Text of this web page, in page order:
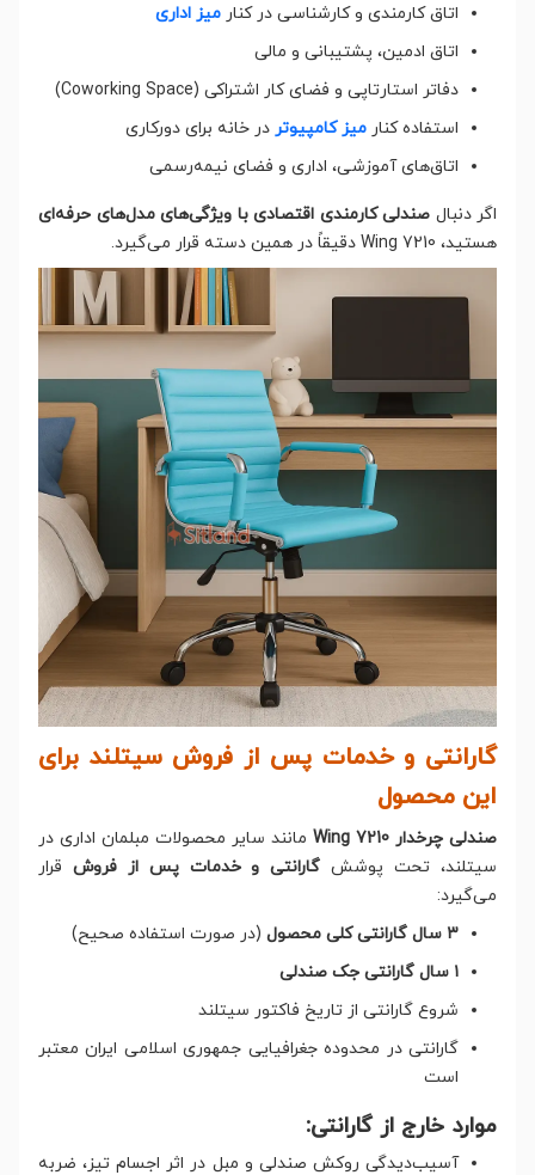
اتاق کارمندی و کارشناسی در کنار میز اداری
اتاق ادمین، پشتیبانی و مالی
دفاتر استارتاپی و فضای کار اشتراکی (Coworking Space)
استفاده کنار میز کامپیوتر در خانه برای دورکاری
اتاق‌های آموزشی، اداری و فضای نیمه‌رسمی
اگر دنبال صندلی کارمندی اقتصادی با ویژگی‌های مدل‌های حرفه‌ای
هستید، Wing 7210 دقیقاً در همین دسته قرار می‌گیرد.
گارانتی و خدمات پس از فروش سیتلند برای
این محصول
صندلی چرخدار Wing 7210
مانند سایر محصولات مبلمان اداری در
سیتلند، تحت پوشش گارانتی و خدمات پس از فروش قرار
می‌گیرد:
۳ سال گارانتی کلی محصول
(در صورت استفاده صحیح)
۱ سال گارانتی جک صندلی
شروع گارانتی از تاریخ فاکتور سیتلند
گارانتی در محدوده جغرافیایی جمهوری اسلامی ایران معتبر
است
موارد خارج از گارانتی:
آسیب‌دیدگی روکش صندلی و مبل در اثر اجسام تیز، ضربه